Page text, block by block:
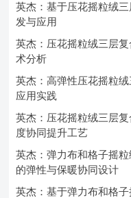
英杰：基于压花摇粒绒
发与应用
英杰：压花摇粒绒三层
术分析
英杰：高弹性压花摇粒
应用实践
英杰：压花摇粒绒三层
度协同提升工艺
英杰：弹力布和格子摇
的弹性与保暖协同设计
英杰：基于弹力布和格